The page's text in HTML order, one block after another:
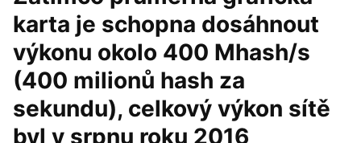
karta je schopna dosáhnout
výkonu okolo 400 Mhash/s
(400 milionů hash za
sekundu), celkový výkon sítě
byl v srpnu roku 2016